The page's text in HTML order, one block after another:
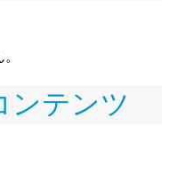
ンテンツ